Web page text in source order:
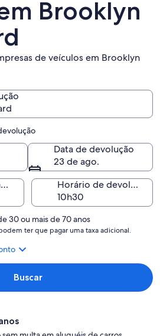
Brooklyn
de veículos em Brooklyn
Data de devolução
23 de ago.
Horário de retirada
Horário de devolução
30 ou mais de 70 anos
ter que pagar uma taxa adicional.
Buscar